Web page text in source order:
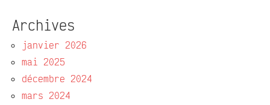
Archives
janvier 2026
mai 2025
décembre 2024
mars 2024